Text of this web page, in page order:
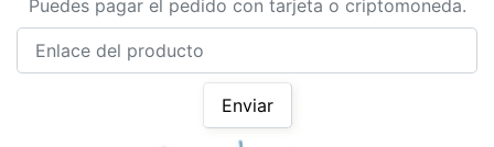
Puedes pagar el pedido con tarjeta o criptomoneda.
Enviar